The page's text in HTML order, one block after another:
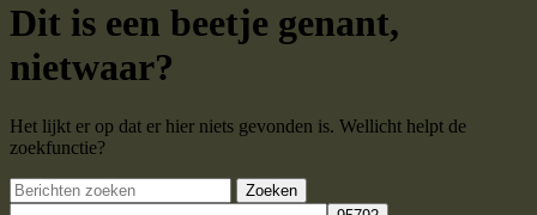
Dit is een beetje genant,
nietwaar?
Het lijkt er op dat er hier niets gevonden is. Wellicht helpt de
zoekfunctie?
Zoeken